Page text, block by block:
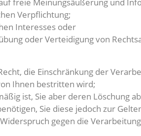
Verpflichtung;
Interesses oder
oder Verteidigung von
die Einschränkung der
Ihnen bestritten wird;
ist, Sie aber deren Löschung
Sie diese jedoch zur
gegen die